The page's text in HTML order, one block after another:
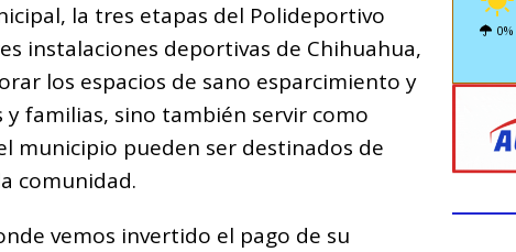
la tres etapas del Polideportivo
instalaciones deportivas de Chihuahua,
los espacios de sano esparcimiento y
familias, sino también servir como
municipio pueden ser destinados de
comunidad.
vemos invertido el pago de su
0%